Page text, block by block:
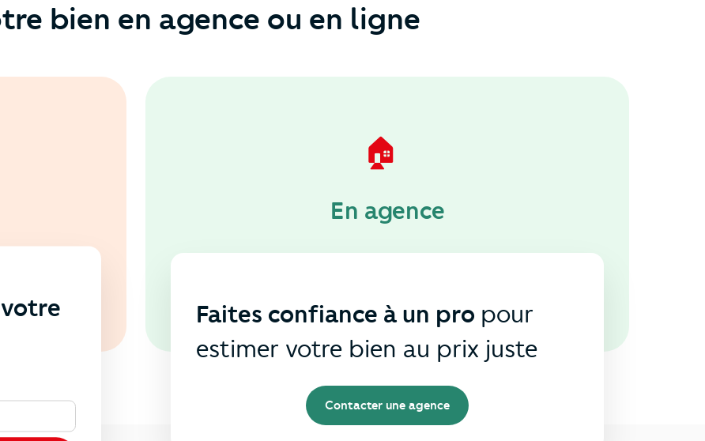
bien en agence ou en ligne
🏠
En agence
Faites confiance à un pro pour
estimer votre bien au prix juste
Contacter une agence